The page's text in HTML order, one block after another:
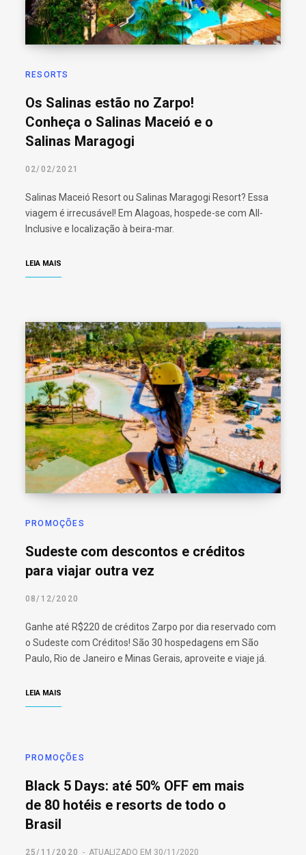
RESORTS
Os Salinas estão no Zarpo!
Conheça o Salinas Maceió e o
Salinas Maragogi
02/02/2021
Salinas Maceió Resort ou Salinas Maragogi Resort? Essa
viagem é irrecusável! Em Alagoas, hospede-se com All-
Inclusive e localização à beira-mar.
LEIA MAIS
PROMOÇÕES
Sudeste com descontos e créditos
para viajar outra vez
08/12/2020
Ganhe até R$220 de créditos Zarpo por dia reservado com
o Sudeste com Créditos! São 30 hospedagens em São
Paulo, Rio de Janeiro e Minas Gerais, aproveite e viaje já.
LEIA MAIS
PROMOÇÕES
Black 5 Days: até 50% OFF em mais
de 80 hotéis e resorts de todo o
Brasil
25/11/2020 ATUALIZADO EM 30/11/2020